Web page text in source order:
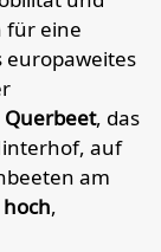
für eine
europaweites
Querbeet, das
auf
am
,